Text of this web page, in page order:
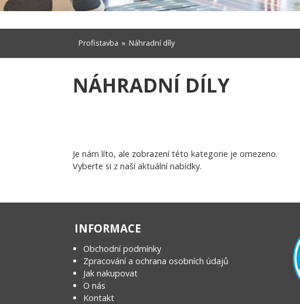
Profistavba » Náhradní díly
NÁHRADNÍ DÍLY
Je nám líto, ale zobrazení této kategorie je omezeno.
Vyberte si z naší aktuální nabídky.
INFORMACE
Obchodní podmínky
Zpracování a ochrana osobních údajů
Jak nakupovat
O nás
Kontakt